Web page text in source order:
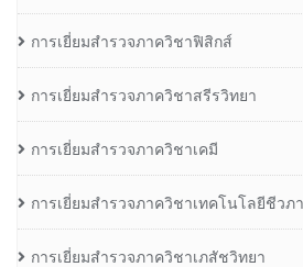
การเยี่ยมสำรวจภาควิชาฟิสิกส์
การเยี่ยมสำรวจภาควิชาสรีรวิทยา
การเยี่ยมสำรวจภาควิชาเคมี
การเยี่ยมสำรวจภาควิชาเทคโนโลยีชีว
การเยี่ยมสำรวจภาควิชาเภสัชวิทยา